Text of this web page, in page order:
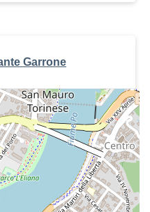
Garrone